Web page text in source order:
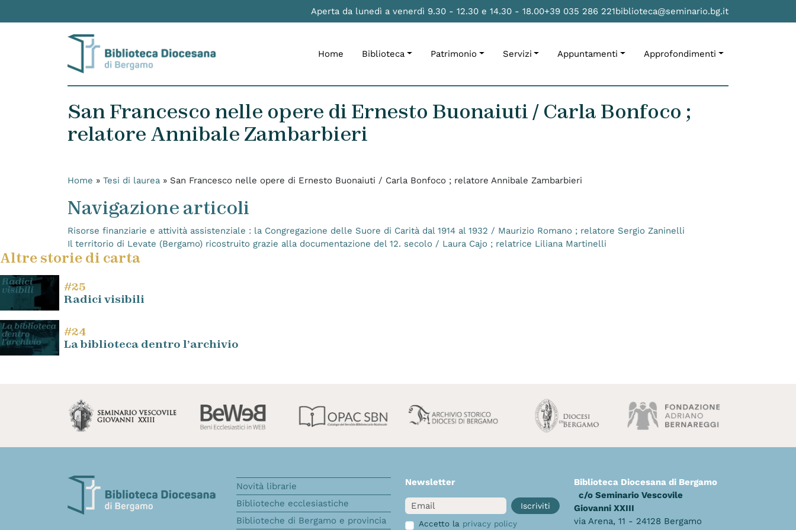
Aperta da lunedì a venerdì 9.30 - 12.30 e 14.30 - 18.00+39 035 286 221biblioteca@seminario.bg.it
Home Biblioteca Patrimonio Servizi Appuntamenti Approfondimenti
San Francesco nelle opere di Ernesto Buonaiuti / Carla Bonfoco ;
relatore Annibale Zambarbieri
Home » Tesi di laurea » San Francesco nelle opere di Ernesto Buonaiuti / Carla Bonfoco ; relatore Annibale Zambarbieri
Navigazione articoli
Risorse finanziarie e attività assistenziale : la Congregazione delle Suore di Carità dal 1914 al 1932 / Maurizio Romano ; relatore Sergio Zaninelli
Il territorio di Levate (Bergamo) ricostruito grazie alla documentazione del 12. secolo / Laura Cajo ; relatrice Liliana Martinelli
Altre storie di carta
#25
Radici visibili
#24
La biblioteca dentro l’archivio
Novità librarie
Biblioteche ecclesiastiche
Biblioteche di Bergamo e provincia
Newsletter
Email
Iscriviti
Accetto la privacy policy
Biblioteca Diocesana di Bergamo
c/o Seminario Vescovile
Giovanni XXIII
via Arena, 11 - 24128 Bergamo